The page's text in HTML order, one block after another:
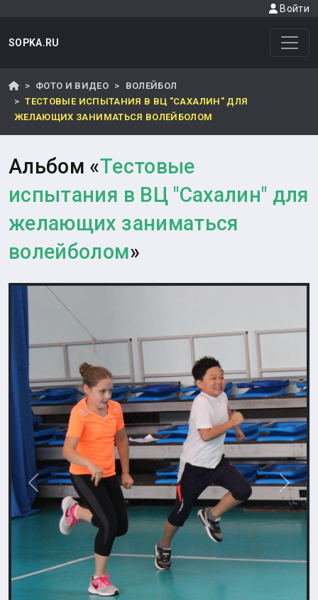
Войти
SOPKA.RU
ФОТО И ВИДЕО
ВОЛЕЙБОЛ
ТЕСТОВЫЕ ИСПЫТАНИЯ В ВЦ "САХАЛИН" ДЛЯ
ЖЕЛАЮЩИХ ЗАНИМАТЬСЯ ВОЛЕЙБОЛОМ
Альбом «Тестовые
испытания в ВЦ "Сахалин" для
желающих заниматься
волейболом»
Назад